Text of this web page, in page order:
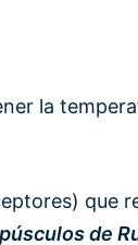
la
que
de